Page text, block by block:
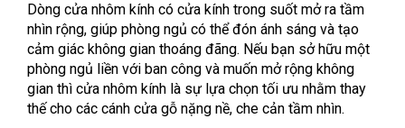
Dòng cửa nhôm kính có cửa kính trong suốt mở ra tầm
nhìn rộng, giúp phòng ngủ có thể đón ánh sáng và tạo
cảm giác không gian thoáng đãng. Nếu bạn sở hữu một
phòng ngủ liền với ban công và muốn mở rộng không
gian thì cửa nhôm kính là sự lựa chọn tối ưu nhằm thay
thế cho các cánh cửa gỗ nặng nề, che cản tầm nhìn.